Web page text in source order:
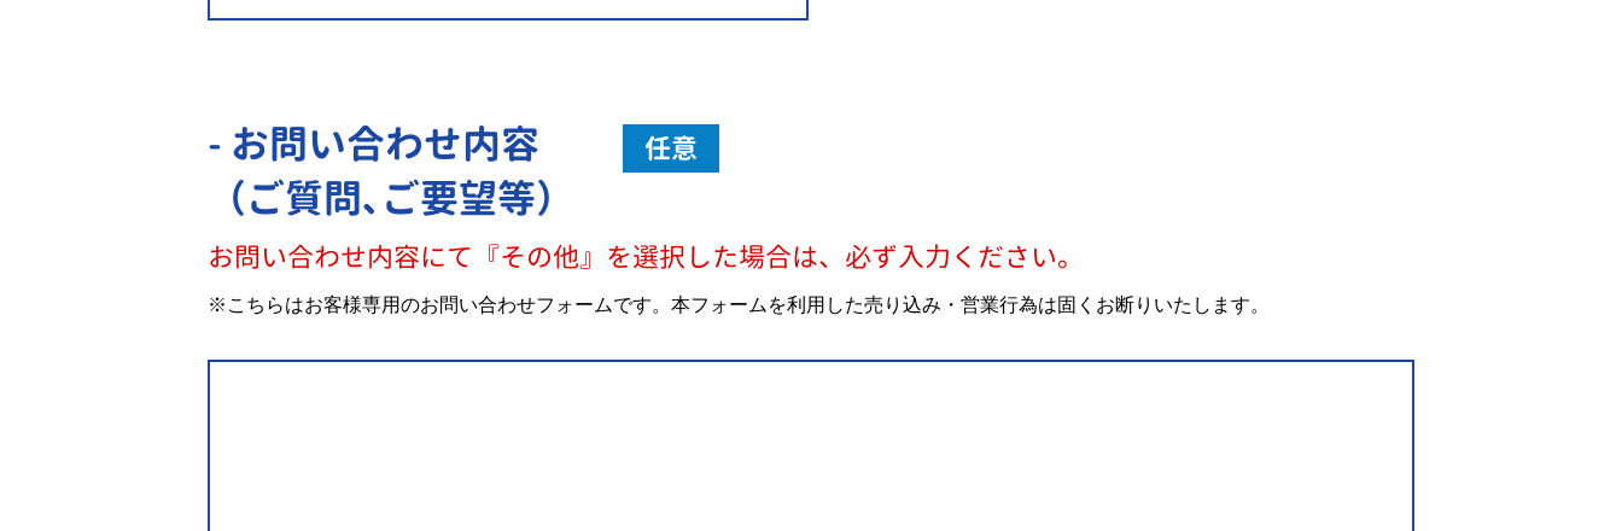
- お問い合わせ内容
（ご質問､ご要望等）
任意
お問い合わせ内容にて『その他』を選択した場合は、必ず入力ください。
※こちらはお客様専用のお問い合わせフォームです。本フォームを利用した売り込み・営業行為は固くお断りいたします。